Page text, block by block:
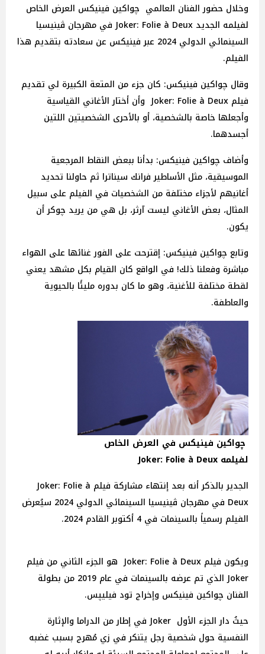
وخلال حضور الفنان العالمي چواكين فينيكس العرض الخاص
لفيلمه الجديد Joker: Folie à Deux في مهرجان ڤينيسيا
السينمائي الدولي 2024 عبر فينيكس عن سعادته بتقديم هذا
الفيلم.
وقال چواكين فينيكس: كان جزء من المتعة الكبيرة لي تقديم
فيلم Joker: Folie à Deux وأن أختار الأغاني القياسية
وأجعلها خاصة بالشخصية، أو بالأحرى الشخصيتين اللتين
أجسدهما.
وأضاف چواكين فينيكس: بدأنا ببعض النقاط المرجعية
الموسيقية، مثل الأساطير فرانك سيناترا ثم حاولنا تحديد
أغانيهم لأجزاء مختلفة من الشخصيات في الفيلم على سبيل
المثال، بعض الأغاني ليست آرثر، بل هي من يريد چوكر أن
يكون.
وتابع چواكين فينيكس: إقترحت على الفور غنائها على الهواء
مباشرة وفعلنا ذلك! في الواقع كان القيام بكل مشهد يعني
لقطة مختلفة للأغنية، وهو ما كان بدوره مليئًا بالحيوية
والعاطفة.
چواكين فينيكس في العرض الخاص
لفيلمه Joker: Folie à Deux
الجدير بالذكر أنه بعد إنتهاء مشاركة فيلم Joker: Folie à
Deux في مهرجان ڤينيسيا السينمائي الدولي 2024 سيُعرض
الفيلم رسمياً بالسينمات في 4 أكتوبر القادم 2024.
ويكون فيلم Joker: Folie à Deux هو الجزء الثاني من فيلم
Joker الذي تم عرضه بالسينمات في عام 2019 من بطولة
الفنان چواكين فينيكس وإخراج تود فيليپس.
حيثُ دار الجزء الأول Joker في إطار من الدراما والإثارة
النفسية حول شخصية رجل يتنكر في زي مُهرج بسبب غضبه